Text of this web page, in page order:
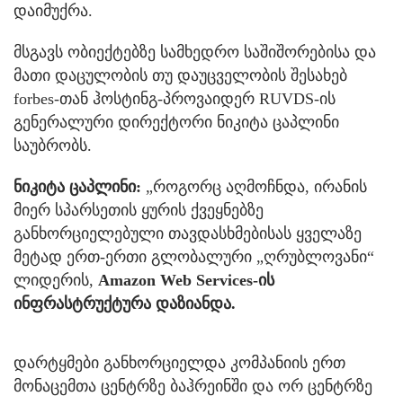
დაიმუქრა.
მსგავს ობიექტებზე სამხედრო საშიშორებისა და
მათი დაცულობის თუ დაუცველობის შესახებ
forbes-თან ჰოსტინგ-პროვაიდერ RUVDS-ის
გენერალური დირექტორი ნიკიტა ცაპლინი
საუბრობს.
ნიკიტა ცაპლინი: „როგორც აღმოჩნდა, ირანის
მიერ სპარსეთის ყურის ქვეყნებზე
განხორციელებული თავდასხმებისას ყველაზე
მეტად ერთ-ერთი გლობალური „ღრუბლოვანი“
ლიდერის, Amazon Web Services-ის
ინფრასტრუქტურა დაზიანდა.
დარტყმები განხორციელდა კომპანიის ერთ
მონაცემთა ცენტრზე ბაჰრეინში და ორ ცენტრზე